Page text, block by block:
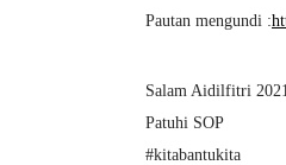
Pautan mengundi :
Salam Aidilfitri 2021
Patuhi SOP
#kitabantukita